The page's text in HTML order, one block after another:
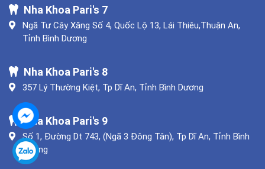
Nha Khoa Pari's 7
Ngã Tư Cây Xăng Số 4, Quốc Lộ 13, Lái Thiêu,Thuận An,
Tỉnh Bình Dương
Nha Khoa Pari's 8
357 Lý Thường Kiệt, Tp Dĩ An, Tỉnh Bình Dương
Nha Khoa Pari's 9
Số 1, Đường Dt 743, (Ngã 3 Đông Tân), Tp Dĩ An, Tỉnh Bình
Dương